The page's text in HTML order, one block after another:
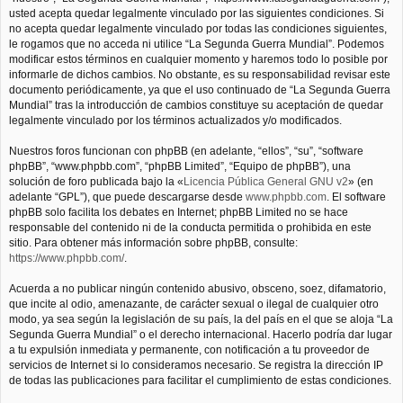
usted acepta quedar legalmente vinculado por las siguientes condiciones. Si
no acepta quedar legalmente vinculado por todas las condiciones siguientes,
le rogamos que no acceda ni utilice “La Segunda Guerra Mundial”. Podemos
modificar estos términos en cualquier momento y haremos todo lo posible por
informarle de dichos cambios. No obstante, es su responsabilidad revisar este
documento periódicamente, ya que el uso continuado de “La Segunda Guerra
Mundial” tras la introducción de cambios constituye su aceptación de quedar
legalmente vinculado por los términos actualizados y/o modificados.
Nuestros foros funcionan con phpBB (en adelante, “ellos”, “su”, “software
phpBB”, “www.phpbb.com”, “phpBB Limited”, “Equipo de phpBB”), una
solución de foro publicada bajo la «Licencia Pública General GNU v2» (en
adelante “GPL”), que puede descargarse desde www.phpbb.com. El software
phpBB solo facilita los debates en Internet; phpBB Limited no se hace
responsable del contenido ni de la conducta permitida o prohibida en este
sitio. Para obtener más información sobre phpBB, consulte:
https://www.phpbb.com/.
Acuerda a no publicar ningún contenido abusivo, obsceno, soez, difamatorio,
que incite al odio, amenazante, de carácter sexual o ilegal de cualquier otro
modo, ya sea según la legislación de su país, la del país en el que se aloja “La
Segunda Guerra Mundial” o el derecho internacional. Hacerlo podría dar lugar
a tu expulsión inmediata y permanente, con notificación a tu proveedor de
servicios de Internet si lo consideramos necesario. Se registra la dirección IP
de todas las publicaciones para facilitar el cumplimiento de estas condiciones.